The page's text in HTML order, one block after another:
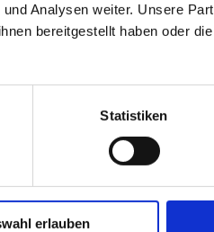
Analysen weiter. Unsere
bereitgestellt haben oder
Statistiken
erlauben